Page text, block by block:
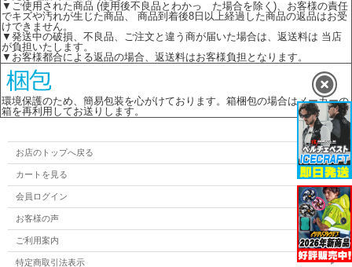
▼ご使用された商品 (使用後不良品とわかっ た場合を除く)、お客様の責任
でキズや汚れが生じた商品、 商品到着後8日以上経過した商品の返品はお受
けできません。
▼発送中の破損、不良品、ご注文と違う商が届いた場合は、返送料は 当店
が負担いたします。
▼お客様都合による返品の場合、返送料はお客様負担となります。
環境保護のため、簡易包装を心がけております。箱梱包の場合はメーカーの
箱を再利用してお送りします。
お店のトップへ戻る
カートを見る
会員ログイン
お客様の声
ご利用案内
特定商取引法表示